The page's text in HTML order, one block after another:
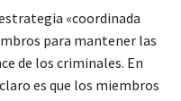
«coordinada
para mantener las
de los criminales. En
es que los miembros